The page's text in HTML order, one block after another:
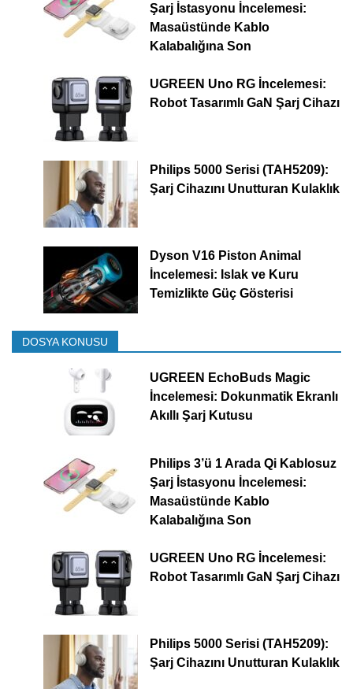
Şarj İstasyonu İncelemesi:
Masaüstünde Kablo
Kalabalığına Son
UGREEN Uno RG İncelemesi:
Robot Tasarımlı GaN Şarj Cihazı
Philips 5000 Serisi (TAH5209):
Şarj Cihazını Unutturan Kulaklık
Dyson V16 Piston Animal
İncelemesi: Islak ve Kuru
Temizlikte Güç Gösterisi
DOSYA KONUSU
UGREEN EchoBuds Magic
İncelemesi: Dokunmatik Ekranlı
Akıllı Şarj Kutusu
Philips 3’ü 1 Arada Qi Kablosuz
Şarj İstasyonu İncelemesi:
Masaüstünde Kablo
Kalabalığına Son
UGREEN Uno RG İncelemesi:
Robot Tasarımlı GaN Şarj Cihazı
Philips 5000 Serisi (TAH5209):
Şarj Cihazını Unutturan Kulaklık